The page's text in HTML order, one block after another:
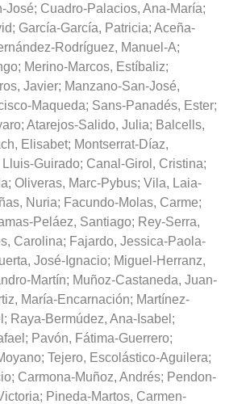
José; Cuadro-Palacios, Ana-María;
; García-García, Patricia; Aceña-
Rodríguez, Manuel-A;
; Merino-Marcos, Estíbaliz;
Javier; Manzano-San-José,
Maqueda; Sans-Panadés, Ester;
; Atarejos-Salido, Julia; Balcells,
Elisabet; Montserrat-Díaz,
Lluis-Guirado; Canal-Girol, Cristina;
; Oliveras, Marc-Pybus; Vila, Laia-
Nuria; Facundo-Molas, Carme;
Peláez, Santiago; Rey-Serra,
Carolina; Fajardo, Jessica-Paola-
José-Ignacio; Miguel-Herranz,
Martín; Muñoz-Castaneda, Juan-
María-Encarnación; Martínez-
; Raya-Bermúdez, Ana-Isabel ;
; Pavón, Fátima-Guerrero;
; Tejero, Escolástico-Aguilera;
; Carmona-Muñoz, Andrés; Pendon-
; Pineda-Martos, Carmen-